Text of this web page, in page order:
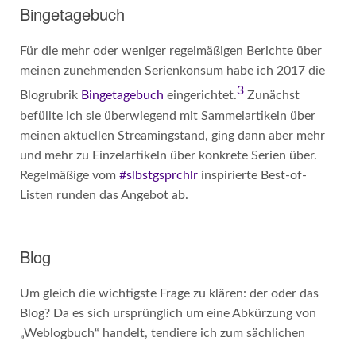
Bingetagebuch
Für die mehr oder weniger regelmäßigen Berichte über
meinen zunehmenden Serienkonsum habe ich 2017 die
Blogrubrik Bingetagebuch eingerichtet.3Zunächst
befüllte ich sie überwiegend mit Sammelartikeln über
meinen aktuellen Streamingstand, ging dann aber mehr
und mehr zu Einzelartikeln über konkrete Serien über.
Regelmäßige vom #slbstgsprchlrinspirierte Best-of-
Listen runden das Angebot ab.
Blog
Um gleich die wichtigste Frage zu klären: der oder das
Blog? Da es sich ursprünglich um eine Abkürzung von
„Weblogbuch“ handelt, tendiere ich zum sächlichen